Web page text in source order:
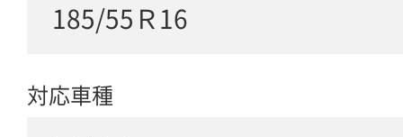
185/55Ｒ16
対応車種